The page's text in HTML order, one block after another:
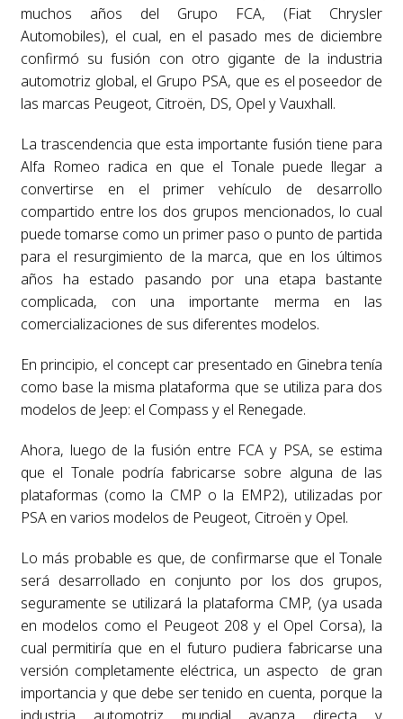
muchos años del Grupo FCA, (Fiat Chrysler
Automobiles), el cual, en el pasado mes de diciembre
confirmó su fusión con otro gigante de la industria
automotriz global, el Grupo PSA, que es el poseedor de
las marcas Peugeot, Citroën, DS, Opel y Vauxhall.
La trascendencia que esta importante fusión tiene para
Alfa Romeo radica en que el Tonale puede llegar a
convertirse en el primer vehículo de desarrollo
compartido entre los dos grupos mencionados, lo cual
puede tomarse como un primer paso o punto de partida
para el resurgimiento de la marca, que en los últimos
años ha estado pasando por una etapa bastante
complicada, con una importante merma en las
comercializaciones de sus diferentes modelos.
En principio, el concept car presentado en Ginebra tenía
como base la misma plataforma que se utiliza para dos
modelos de Jeep: el Compass y el Renegade.
Ahora, luego de la fusión entre FCA y PSA, se estima
que el Tonale podría fabricarse sobre alguna de las
plataformas (como la CMP o la EMP2), utilizadas por
PSA en varios modelos de Peugeot, Citroën y Opel.
Lo más probable es que, de confirmarse que el Tonale
será desarrollado en conjunto por los dos grupos,
seguramente se utilizará la plataforma CMP, (ya usada
en modelos como el Peugeot 208 y el Opel Corsa), la
cual permitiría que en el futuro pudiera fabricarse una
versión completamente eléctrica, un aspecto de gran
importancia y que debe ser tenido en cuenta, porque la